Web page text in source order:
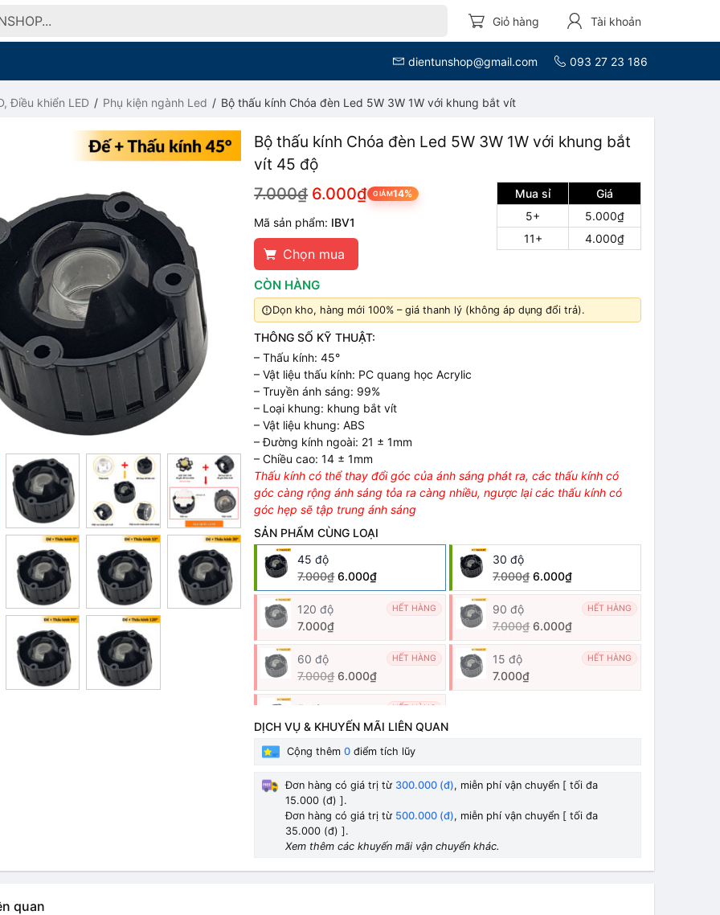
Giỏ hàng Tài khoản
dientunshop@gmail.com 093 27 23 186
Điều khiển LED Phụ kiện ngành Led Bộ thấu kính Chóa đèn Led 5W 3W 1W với khung bắt vít
Bộ thấu kính Chóa đèn Led 5W 3W 1W với khung bắt
vít 45 độ
7.000₫ 6.000₫ GIẢM14%
Mã sản phẩm: IBV1
Chọn mua
CÒN HÀNG
Mua sỉ
Giá
5+
5.000₫
11+
4.000₫
Dọn kho, hàng mới 100% – giá thanh lý (không áp dụng đổi trả).
THÔNG SỐ KỸ THUẬT:
– Thấu kính: 45°
– Vật liệu thấu kính: PC quang học Acrylic
– Truyền ánh sáng: 99%
– Loại khung: khung bắt vít
– Vật liệu khung: ABS
– Đường kính ngoài: 21 ± 1mm
– Chiều cao: 14 ± 1mm
Thấu kính có thể thay đổi góc của ánh sáng phát ra, các thấu kính có
góc càng rộng ánh sáng tỏa ra càng nhiều, ngược lại các thấu kính có
góc hẹp sẽ tập trung ánh sáng
SẢN PHẨM CÙNG LOẠI
45 độ
7.000₫ 6.000₫
30 độ
7.000₫ 6.000₫
120 độ HẾT HÀNG
7.000₫
90 độ HẾT HÀNG
7.000₫ 6.000₫
60 độ HẾT HÀNG
7.000₫ 6.000₫
15 độ HẾT HÀNG
7.000₫
5 độ HẾT HÀNG
7.000₫
DỊCH VỤ & KHUYẾN MÃI LIÊN QUAN
Cộng thêm0 điểm tích lũy
Đơn hàng có giá trị từ 300.000 (đ), miễn phí vận chuyển [ tối đa
15.000 (đ) ].
Đơn hàng có giá trị từ 500.000 (đ), miễn phí vận chuyển [ tối đa
35.000 (đ) ].
Xem thêm các khuyến mãi vận chuyển khác.
quan